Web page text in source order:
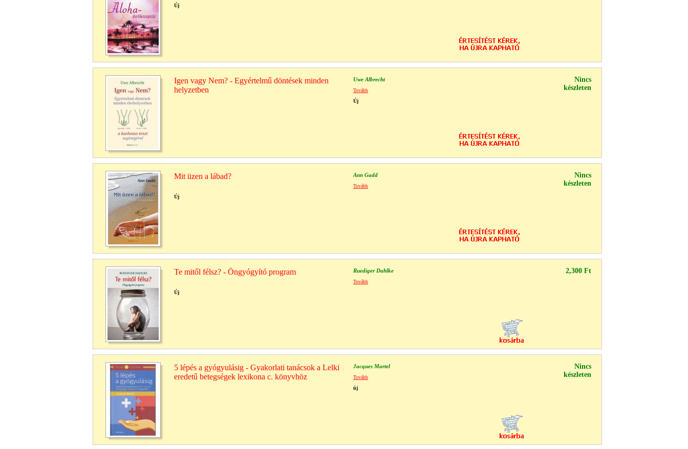
Új
Igen vagy Nem? - Egyértelmű döntések minden
helyzetben
Uwe Albrecht
Nincs
készleten
Tovább
Új
Mit üzen a lábad? Ann Gadd
Nincs
készleten
Tovább
Új
Te mitől félsz? - Öngyógyító program Ruediger Dahlke 2,300 Ft
Tovább
Új
5 lépés a gyógyulásig - Gyakorlati tanácsok a Lelki
eredetű betegségek lexikona c. könyvhöz
Jacques Martel
Nincs
készleten
Tovább
új